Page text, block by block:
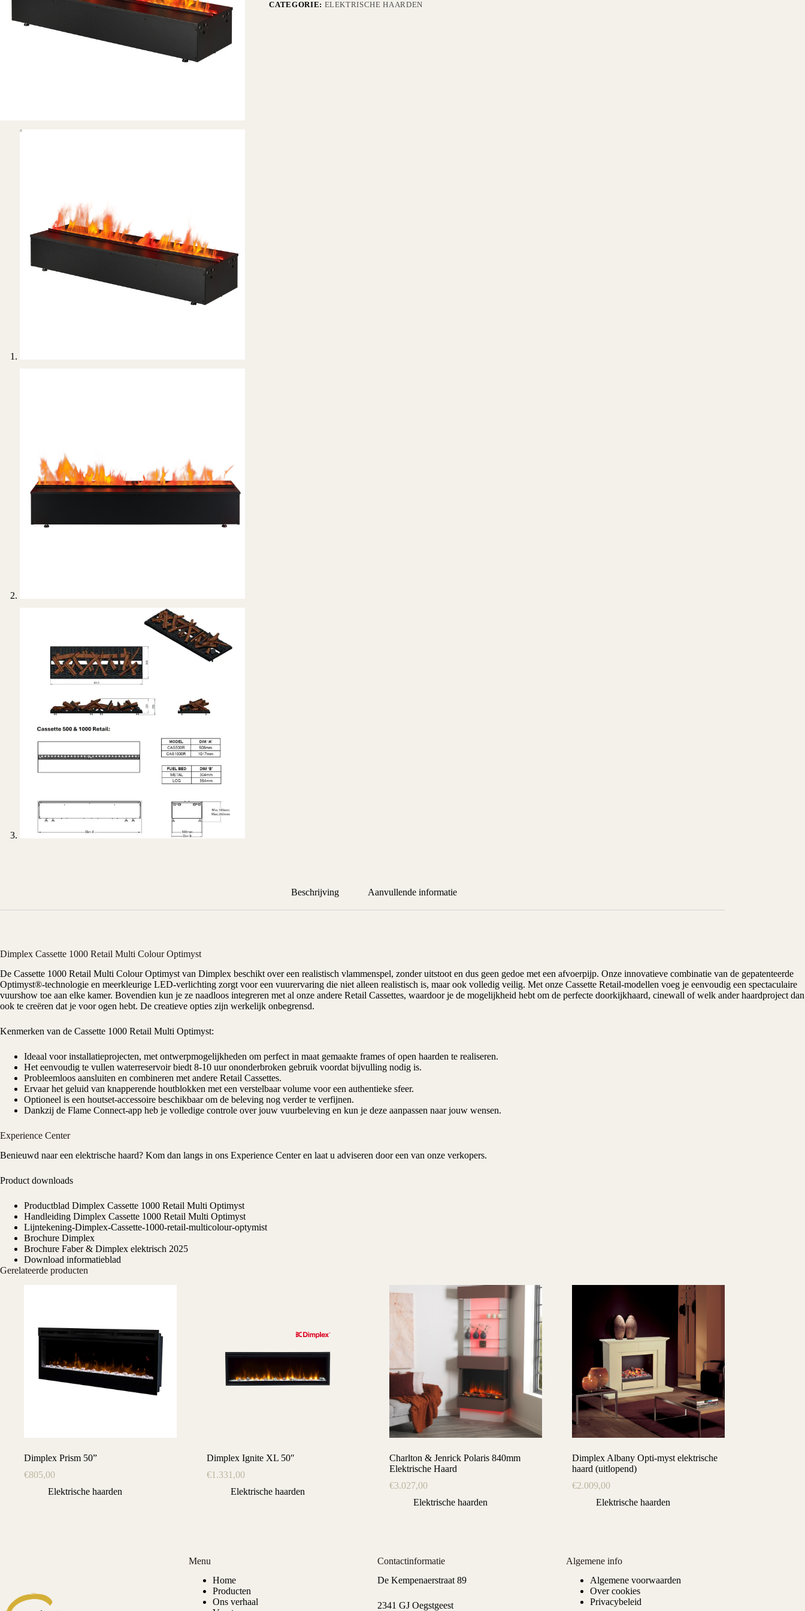
CATEGORIE: ELEKTRISCHE HAARDEN
Beschrijving Aanvullende informatie
Dimplex Cassette 1000 Retail Multi Colour Optimyst
De Cassette 1000 Retail Multi Colour Optimyst van Dimplex beschikt over een realistisch vlammenspel, zonder uitstoot en dus geen gedoe met een afvoerpijp. Onze innovatieve combinatie van de gepatenteerde
Optimyst®-technologie en meerkleurige LED-verlichting zorgt voor een vuurervaring die niet alleen realistisch is, maar ook volledig veilig. Met onze Cassette Retail-modellen voeg je eenvoudig een spectaculaire
vuurshow toe aan elke kamer. Bovendien kun je ze naadloos integreren met al onze andere Retail Cassettes, waardoor je de mogelijkheid hebt om de perfecte doorkijkhaard, cinewall of welk ander haardproject dan
ook te creëren dat je voor ogen hebt. De creatieve opties zijn werkelijk onbegrensd.
Kenmerken van de Cassette 1000 Retail Multi Optimyst:
Ideaal voor installatieprojecten, met ontwerpmogelijkheden om perfect in maat gemaakte frames of open haarden te realiseren.
Het eenvoudig te vullen waterreservoir biedt 8-10 uur ononderbroken gebruik voordat bijvulling nodig is.
Probleemloos aansluiten en combineren met andere Retail Cassettes.
Ervaar het geluid van knapperende houtblokken met een verstelbaar volume voor een authentieke sfeer.
Optioneel is een houtset-accessoire beschikbaar om de beleving nog verder te verfijnen.
Dankzij de Flame Connect-app heb je volledige controle over jouw vuurbeleving en kun je deze aanpassen naar jouw wensen.
Experience Center
Benieuwd naar een elektrische haard? Kom dan langs in ons Experience Centeren laat u adviseren door een van onze verkopers.
Product downloads
Productblad Dimplex Cassette 1000 Retail Multi Optimyst
Handleiding Dimplex Cassette 1000 Retail Multi Optimyst
Lijntekening-Dimplex-Cassette-1000-retail-multicolour-optymist
Brochure Dimplex
Brochure Faber & Dimplex elektrisch 2025
Download informatieblad
Gerelateerde producten
Dimplex Prism 50”
€805,00
Elektrische haarden
Dimplex Ignite XL 50″
€1.331,00
Elektrische haarden
Charlton & Jenrick Polaris 840mm
Elektrische Haard
€3.027,00
Elektrische haarden
Dimplex Albany Opti-myst elektrische
haard (uitlopend)
€2.009,00
Elektrische haarden
Menu
Home
Producten
Ons verhaal
Contactinformatie
De Kempenaerstraat 89
2341 GJ Oegstgeest
Algemene info
Algemene voorwaarden
Over cookies
Privacybeleid